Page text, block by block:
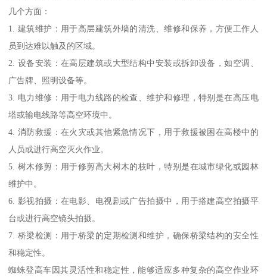
几个方面：
1. 建筑维护：用于高层建筑外墙的清洗、维修和保养，方便工作人
员到达难以触及的区域。
2. 设备安装：在高层建筑或大型结构中安装或拆卸设备，如空调、
广告牌、照明设备等。
3. 电力维修：用于电力线路的检查、维护和修理，特别是在高压电
塔或输电线路等高空环境中。
4. 消防救援：在火灾或其他紧急情况下，用于救援被困在高楼中的
人员或进行高空灭火作业。
5. 树木修剪：用于修剪高大树木的枝叶，特别是在城市绿化或园林
维护中。
6. 影视拍摄：在电影、电视剧或广告拍摄中，用于搭建高空拍摄平
台或进行高空镜头拍摄。
7. 桥梁检测：用于桥梁的定期检测和维护，确保桥梁结构的安全性
和稳定性。
蜘蛛登高车因其灵活性和稳定性，能够适应多种复杂的高空作业环